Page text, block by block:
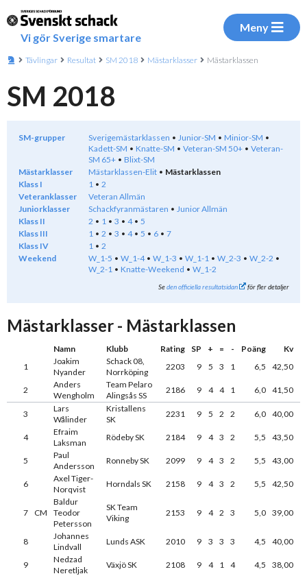
Vi gör Sverige smartare
Meny
Tävlingar Resultat SM 2018 Mästarklasser Mästarklassen
SM 2018
SM-grupper Sverigemästarklassen Junior-SM
Minior-SM
Kadett-SM
Knatte-SM Veteran-SM 50+
Veteran-
SM 65+
Blixt-SM
Mästarklasser
Mästarklassen-Elit
Mästarklassen
Klass I
1
2
Veteranklasser
Veteran Allmän
Juniorklasser
Schackfyranmästaren
Junior Allmän
Klass II
2 1 3 4
5
Klass III
1 2 3 4 5 6
7
Klass IV
1
2
Weekend
W_1-5 W_1-4 W_1-3 W_1-1 W_2-3
W_2-2
W_2-1
Knatte-Weekend W_1-2
Seden officiella resultatsidan för fler detaljer
Mästarklasser - Mästarklassen
Namn Klubb Rating SP + = - Poäng
Kv
1
Joakim
Nyander
Schack 08,
Norrköping
2203 9 5 3 1 6,5 42,50
2
Anders
Wengholm
Team Pelaro
Alingsås SS
2186 9 4 4 1 6,0 41,50
3
Lars
Wålinder
Kristallens
SK
2231 9 5 2 2 6,0 40,00
4
Efraim
Laksman
Rödeby SK 2184 9 4 3 2 5,5 43,50
5
Paul
Andersson
Ronneby SK 2099 9 4 3 2 5,5 43,00
6
Axel Tiger-
Norqvist
Horndals SK 2158 9 4 3 2 5,5 42,50
7 CM
Baldur
Teodor
Petersson
SK Team
Viking
2153 9 4 2 3 5,0 39,00
8
Johannes
Lindvall
Lunds ASK 2010 9 3 3 3 4,5 40,00
9
Nedzad
Neretljak
Växjö SK 2108 9 4 1 4 4,5
38,00